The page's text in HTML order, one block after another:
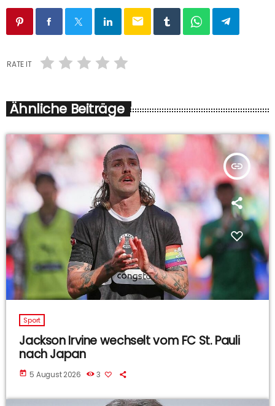
email
RATE IT
Ähnliche Beiträge
insert_link
Sport
Jackson Irvine wechselt vom FC St. Pauli
nach Japan
today 5 August 2026 3